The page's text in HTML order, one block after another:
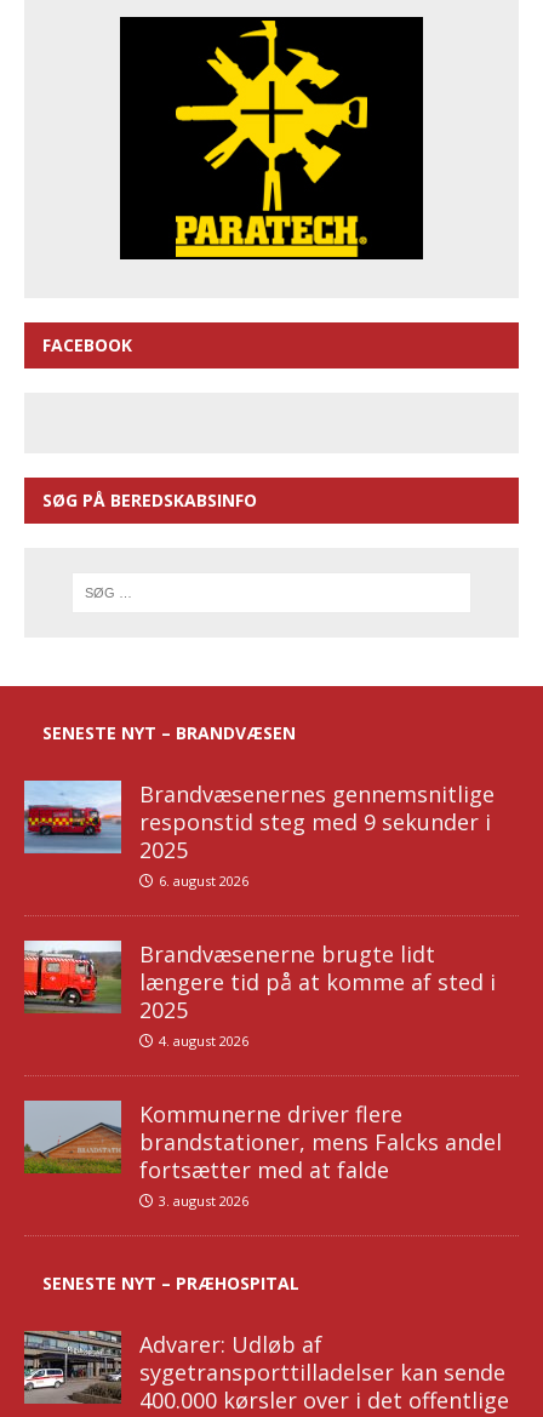
FACEBOOK
SØG PÅ BEREDSKABSINFO
SENESTE NYT – BRANDVÆSEN
Brandvæsenernes gennemsnitlige
responstid steg med 9 sekunder i
2025
6. august 2026
Brandvæsenerne brugte lidt
længere tid på at komme af sted i
2025
4. august 2026
Kommunerne driver flere
brandstationer, mens Falcks andel
fortsætter med at falde
3. august 2026
SENESTE NYT – PRÆHOSPITAL
Advarer: Udløb af
sygetransporttilladelser kan sende
400.000 kørsler over i det offentlige